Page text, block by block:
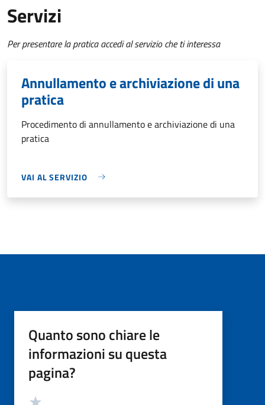
Servizi
Per presentare la pratica accedi al servizio che ti interessa
Annullamento e archiviazione di una
pratica
Procedimento di annullamento e archiviazione di una
pratica
VAI AL SERVIZIO
Quanto sono chiare le
informazioni su questa
pagina?
Valutazione